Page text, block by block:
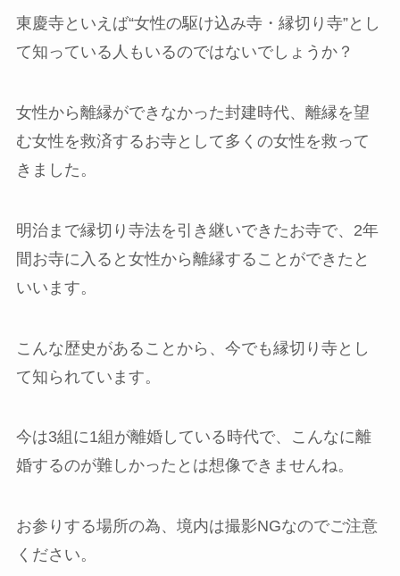
東慶寺といえば“女性の駆け込み寺・縁切り寺”とし
て知っている人もいるのではないでしょうか？
女性から離縁ができなかった封建時代、離縁を望
む女性を救済するお寺として多くの女性を救って
きました。
明治まで縁切り寺法を引き継いできたお寺で、2年
間お寺に入ると女性から離縁することができたと
いいます。
こんな歴史があることから、今でも縁切り寺とし
て知られています。
今は3組に1組が離婚している時代で、こんなに離
婚するのが難しかったとは想像できませんね。
お参りする場所の為、境内は撮影NGなのでご注意
ください。